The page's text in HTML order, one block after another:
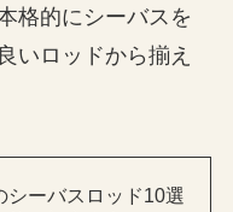
格的にシーバスを
いロッドから揃え
シーバスロッド10選